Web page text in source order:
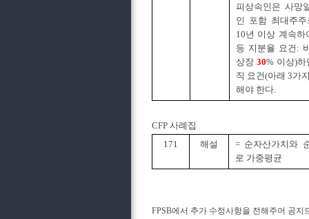
피상속인은 사망
인 포함 최대주
10년 이상 계속하
등 지분율 요건:
상장 30% 이상)하
직 요건(아래 3가
해야 한다.
CFP 사례집
171
해설
= 순자산가치와
로 가중평균
FPSB에서 추가 수정사항을 전해주어 공지